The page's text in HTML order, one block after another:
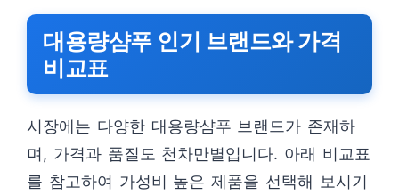
대용량샴푸 인기 브랜드와 가격
비교표
시장에는 다양한 대용량샴푸 브랜드가 존재하
며, 가격과 품질도 천차만별입니다. 아래 비교표
를 참고하여 가성비 높은 제품을 선택해 보시기